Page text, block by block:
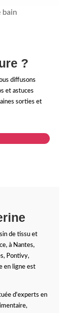
bain
?
diffusons
et astuces
sorties et
de tissu et
à Nantes,
Pontivy,
en ligne est
d'experts en